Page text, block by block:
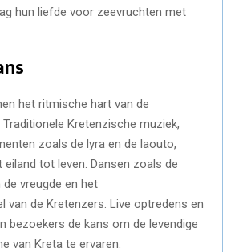
hun liefde voor zeevruchten met
het ritmische hart van de
Kretenzische muziek,
zoals de lyra en de laouto,
eiland tot leven. Dansen zoals de
vreugde en het
van de Kretenzers. Live optredens en
bezoekers de kans om de levendige
van Kreta te ervaren.